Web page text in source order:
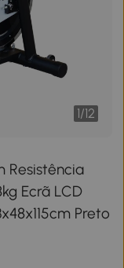
1/12
Resistência
Ecrã LCD
Preto